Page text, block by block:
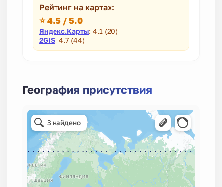
Рейтинг на картах:
⭐ 4.5 / 5.0
Яндекс.Карты: 4.1 (20)
2GIS: 4.7 (44)
География присутствия